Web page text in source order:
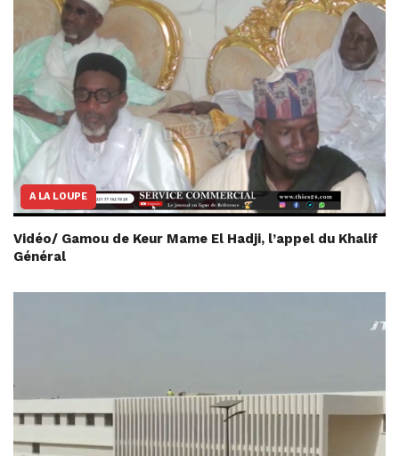
A LA LOUPE
Vidéo/ Gamou de Keur Mame El Hadji, l’appel du Khalif
Général